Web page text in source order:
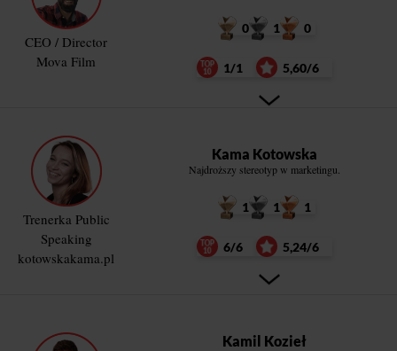
CEO / Director
Mova Film
0 1 0
1/1 5,60/6
Trenerka Public
Speaking
kotowskakama.pl
Kama Kotowska
Najdroższy stereotyp w marketingu.
1 1 1
6/6 5,24/6
Kamil Kozieł